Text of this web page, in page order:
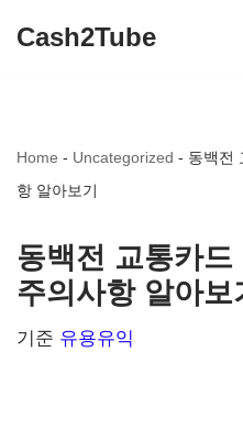
로
건
뛰
기
Cash2Tube
Home - Uncategorized - 동백전
항 알아보기
동백전 교통카
주의사항 알아보
기준 유용유익